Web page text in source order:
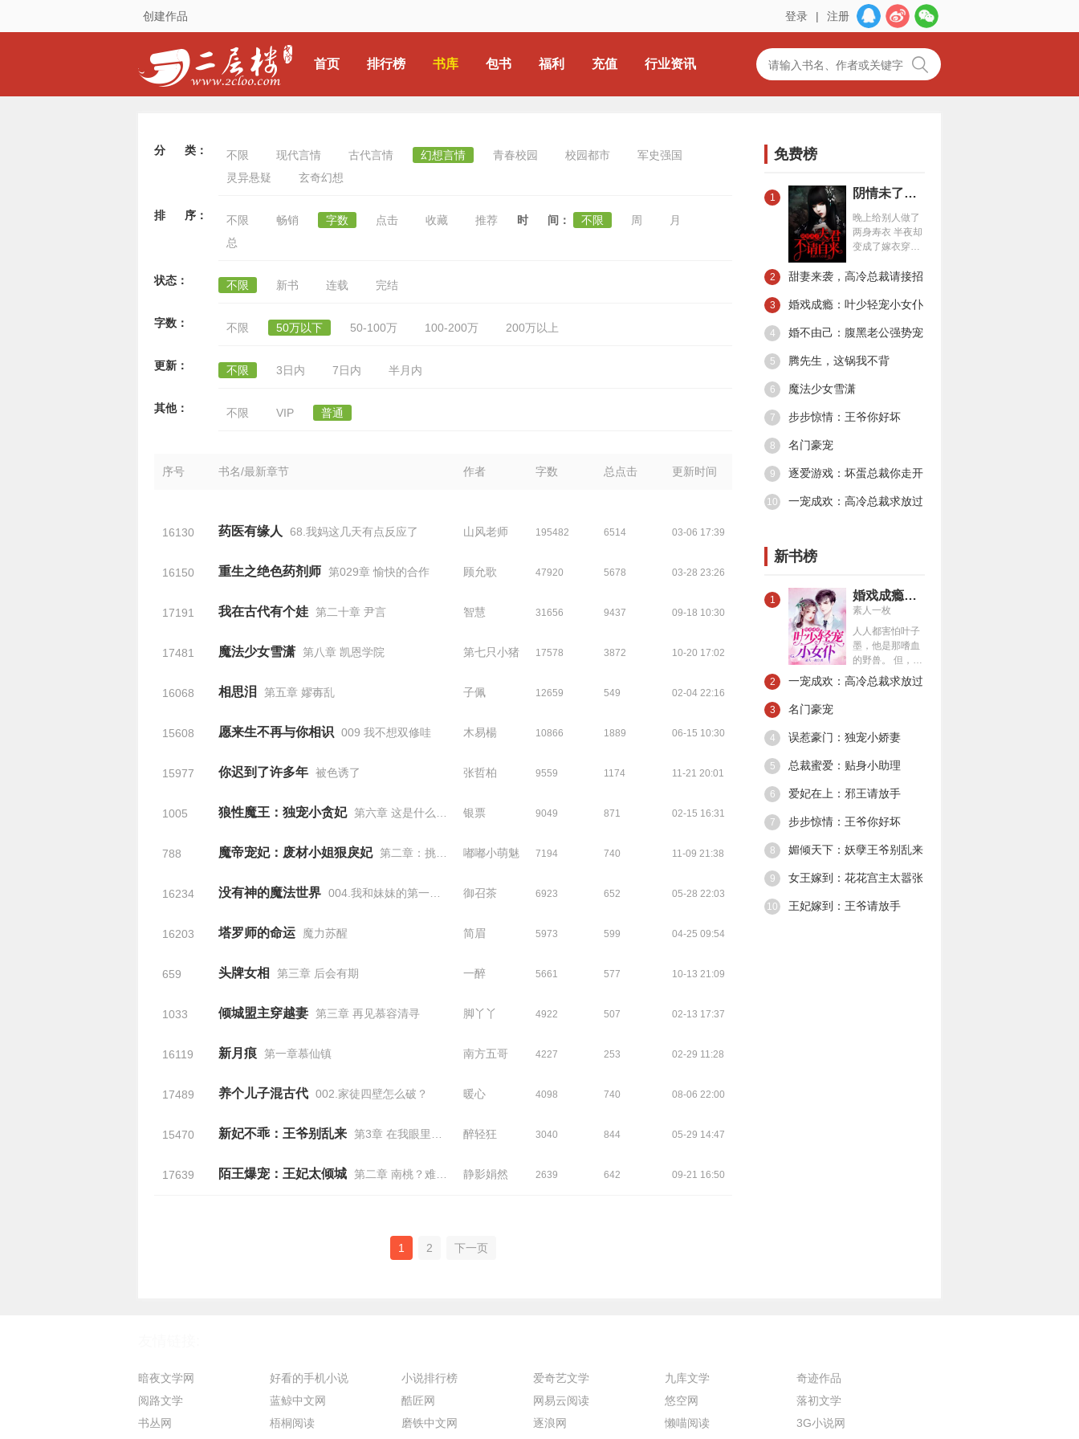
创建作品 登录 | 注册
首页 排行榜 书库 包书 福利 充值 行业资讯
分 类： 不限 现代言情 古代言情 幻想言情 青春校园 校园都市
军史强国
灵异悬疑
玄奇幻想
排 序： 不限 畅销 字数 点击 收藏 推荐 时 间： 不限 周
月
总
状态： 不限 新书 连载 完结
字数： 不限 50万以下 50-100万 100-200万 200万以上
更新： 不限 3日内 7日内 半月内
其他： 不限 VIP 普通
序号 书名/最新章节 作者 字数 总点击 更新时间
16130 药医有缘人 68.我妈这几天有点反应了 山风老师 195482 6514 03-06 17:39
16150 重生之绝色药剂师 第029章 愉快的合作 顾允歌 47920 5678 03-28 23:26
17191 我在古代有个娃 第二十章 尹言 智慧 31656 9437 09-18 10:30
17481 魔法少女雪潇 第八章 凯恩学院 第七只小猪 17578 3872 10-20 17:02
16068 相思泪 第五章 嫪毐乱 子佩 12659 549 02-04 22:16
15608 愿来生不再与你相识 009 我不想双修哇 木易楊 10866 1889 06-15 10:30
15977 你迟到了许多年 被色诱了 张哲柏 9559 1174 11-21 20:01
1005 狼性魔王：独宠小贪妃 第六章 这是什么情况 银票 9049 871 02-15 16:31
788 魔帝宠妃：废材小姐狠戾妃 第二章：挑衅的来了 嘟嘟小萌魅 7194 740 11-09 21:38
16234 没有神的魔法世界 004.我和妹妹的第一战（上） 御召茶 6923 652 05-28 22:03
16203 塔罗师的命运 魔力苏醒 简眉 5973 599 04-25 09:54
659 头牌女相 第三章 后会有期 一醉 5661 577 10-13 21:09
1033 倾城盟主穿越妻 第三章 再见慕容清寻 脚丫丫 4922 507 02-13 17:37
16119 新月痕 第一章慕仙镇 南方五哥 4227 253 02-29 11:28
17489 养个儿子混古代 002.家徒四壁怎么破？ 暖心 4098 740 08-06 22:00
15470 新妃不乖：王爷别乱来 第3章 在我眼里，你连娼妓都不如 醉轻狂 3040 844 05-29 14:47
17639 陌王爆宠：王妃太倾城 第二章 南桃？难逃！ 静影娟然 2639 642 09-21 16:50
1 2 下一页
免费榜
1 阴情未了：夫君不请自来
晚上给别人做了
两身寿衣 半夜却
变成了嫁衣穿在
就嫁给了 那个男
2 甜妻来袭，高冷总裁请接招
3 婚戏成瘾：叶少轻宠小女仆
4 婚不由己：腹黑老公强势宠
5 腾先生，这锅我不背
6 魔法少女雪潇
7 步步惊情：王爷你好坏
8 名门豪宠
9 逐爱游戏：坏蛋总裁你走开
10 一宠成欢：高冷总裁求放过
新书榜
1 婚戏成瘾：叶少轻宠小女仆
素人一枚
人人都害怕叶子
墨，他是那嗜血
的野兽。 但，夏
一涵觉得，他就
是个小恶魔。 第
象。 却只留下了
个恶魔般笑容，
一走了之。 第二
她禁锢。 你只能
懂么，小女仆。
2 一宠成欢：高冷总裁求放过
3 名门豪宠
4 误惹豪门：独宠小娇妻
5 总裁蜜爱：贴身小助理
6 爱妃在上：邪王请放手
7 步步惊情：王爷你好坏
8 媚倾天下：妖孽王爷别乱来
9 女王嫁到：花花宫主太嚣张
10 王妃嫁到：王爷请放手
暗夜文学网 好看的手机小说 小说排行榜 爱奇艺文学 九库文学
奇迹作品
阅路文学
蓝鲸中文网 酷匠网 网易云阅读 悠空网
落初文学
书丛网
梧桐阅读 磨铁中文网 逐浪网 懒喵阅读 3G小说网